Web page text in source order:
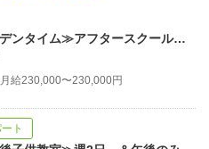
≪放課後はゴールデンタイム≫アフタースクール拠点運営スタッフ募集！
給230,000〜230,000円
ト